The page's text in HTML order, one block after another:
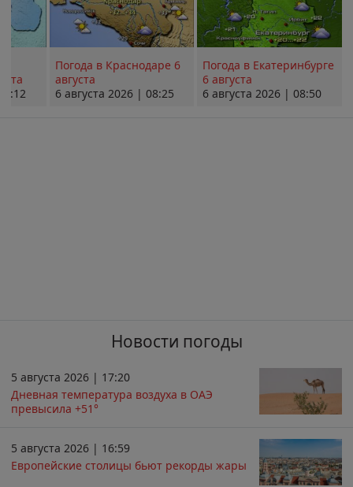
Погода в Краснодаре 6
августа
6 августа 2026 | 08:25
Погода в Екатеринбурге
6 августа
6 августа 2026 | 08:50
Новости погоды
5 августа 2026 | 17:20
Дневная температура воздуха в ОАЭ
превысила +51°
5 августа 2026 | 16:59
Европейские столицы бьют рекорды жары